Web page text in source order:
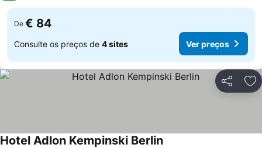
De € 84
Consulte os preços de 4 sites Ver preços
Partilhar
Hotel Adlon Kempinski Berlin